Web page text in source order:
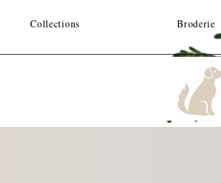
Collections Broderie